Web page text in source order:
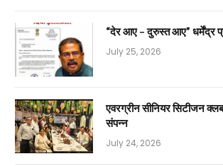
“देर आए – दुरुस्त आए” धर्मेंद्र
July 25, 2026
एवरग्रीन सीनियर सिटीजन
संपन्न
July 24, 2026